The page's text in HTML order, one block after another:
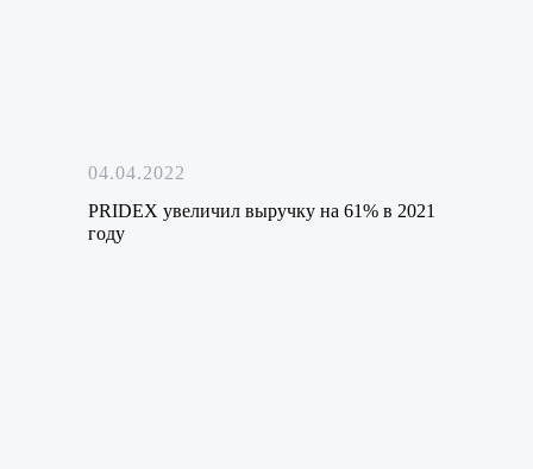
04.04.2022
PRIDEX увеличил выручку на 61% в 2021
году